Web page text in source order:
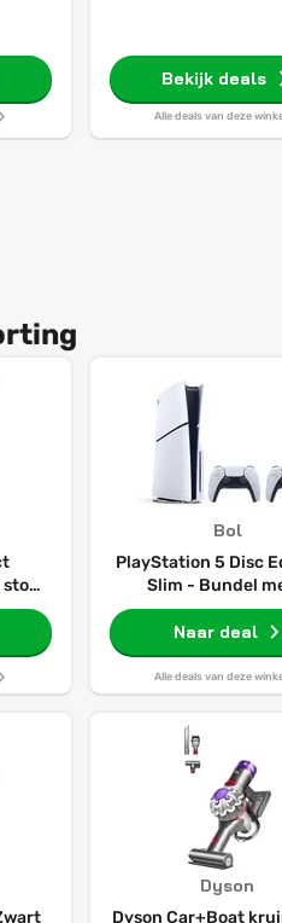
Bekijk deals
Alle deals van deze
stof-
Bol
PlayStation 5 Disc
Slim - Bundel
Dualsense
Controllers
Naar deal
Alle deals van deze
Dyson
Dyson Car+Boat